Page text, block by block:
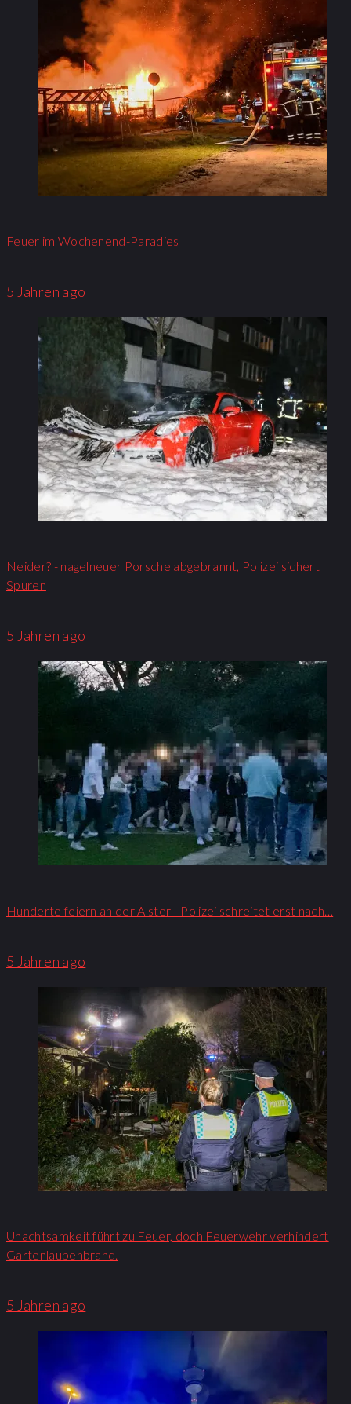
Feuer im Wochenend-Paradies
5 Jahren ago
Neider? - nagelneuer Porsche abgebrannt, Polizei sichert
Spuren
5 Jahren ago
Hunderte feiern an der Alster - Polizei schreitet erst nach…
5 Jahren ago
Unachtsamkeit führt zu Feuer, doch Feuerwehr verhindert
Gartenlaubenbrand.
5 Jahren ago